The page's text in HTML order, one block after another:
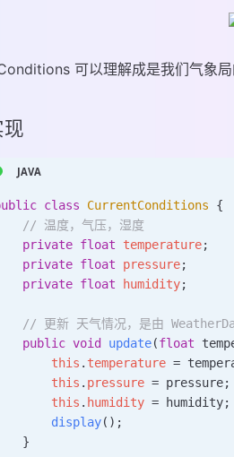
可以理解成是我们气象局
class CurrentConditions {
// 温度，气压，湿度
private
float temperature;
private
float pressure;
private
float humidity;
// 更新 天气情况，是由
public
void update(float
this
. temperature =
this
. pressure = pressure;
this
. humidity = humidity;
display
();
}